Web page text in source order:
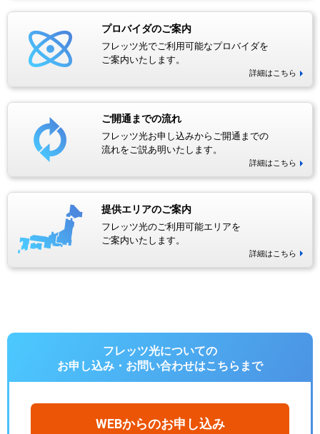
プロバイダのご案内
フレッツ光でご利用可能なプロバイダを
ご案内いたします。
詳細はこちら
ご開通までの流れ
フレッツ光お申し込みからご開通までの
流れをご説あ明いたします。
詳細はこちら
提供エリアのご案内
フレッツ光のご利用可能エリアを
ご案内いたします。
詳細はこちら
フレッツ光についての
お申し込み・お問い合わせはこちらまで
WEBからのお申し込み